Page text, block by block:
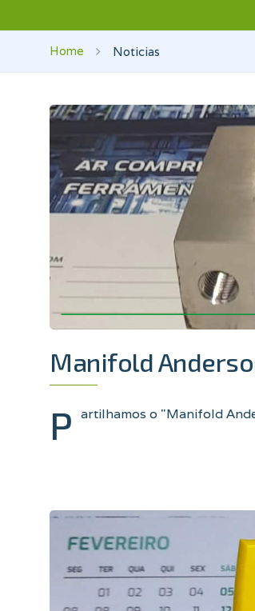
Home Noticias
Manifold
P artilhamos o "Manifold